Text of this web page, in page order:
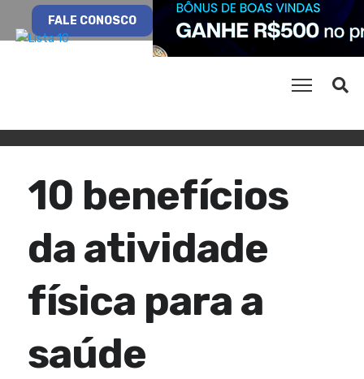
FALE CONOSCO
10 benefícios
da atividade
física para a
saúde